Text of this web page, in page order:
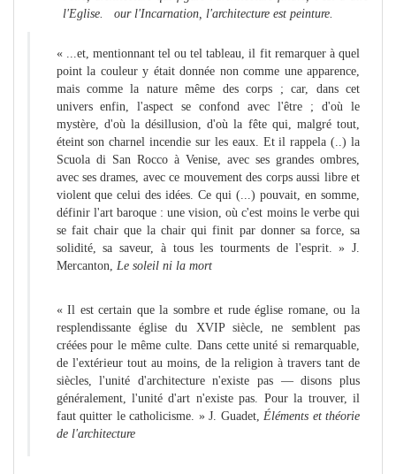
l'Eglise. our l'Incarnation, l'architecture est peinture.
« ...et, mentionnant tel ou tel tableau, il fit remarquer à quel
point la couleur y était donnée non comme une apparence,
mais comme la nature même des corps ; car, dans cet
univers enfin, l'aspect se confond avec l'être ; d'où le
mystère, d'où la désillusion, d'où la fête qui, malgré tout,
éteint son charnel incendie sur les eaux. Et il rappela (..) la
Scuola di San Rocco à Venise, avec ses grandes ombres,
avec ses drames, avec ce mouvement des corps aussi libre et
violent que celui des idées. Ce qui (...) pouvait, en somme,
définir l'art baroque : une vision, où c'est moins le verbe qui
se fait chair que la chair qui finit par donner sa force, sa
solidité, sa saveur, à tous les tourments de l'esprit. » J.
Mercanton, Le soleil ni la mort
« Il est certain que la sombre et rude église romane, ou la
resplendissante église du XVIP siècle, ne semblent pas
créées pour le même culte. Dans cette unité si remarquable,
de l'extérieur tout au moins, de la religion à travers tant de
siècles, l'unité d'architecture n'existe pas — disons plus
généralement, l'unité d'art n'existe pas. Pour la trouver, il
faut quitter le catholicisme. » J. Guadet, Éléments et théorie
de l'architecture